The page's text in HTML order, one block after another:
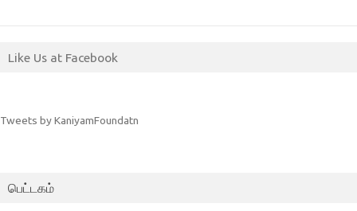
Like Us at Facebook
Tweets by KaniyamFoundatn
பெட்டகம்